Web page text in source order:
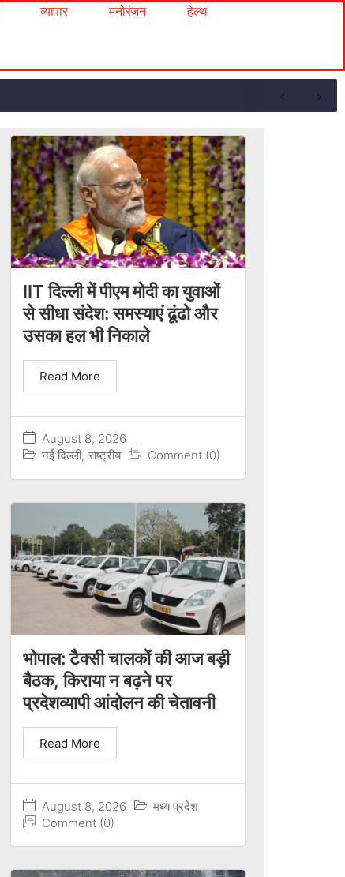
व्यापार मनोरंजन
हेल्थ
IIT दिल्ली में पीएम मोदी का युवाओं
से सीधा संदेश: समस्याएं ढूंढो और
उसका हल भी निकाले
August 8, 2026
नई दिल्ली, राष्ट्रीय Comment (0)
Read More
भोपाल: टैक्सी चालकों की आज बड़ी
बैठक, किराया न बढ़ने पर
प्रदेशव्यापी आंदोलन की चेतावनी
August 8, 2026
मध्य प्रदेश
Comment (0)
Read More